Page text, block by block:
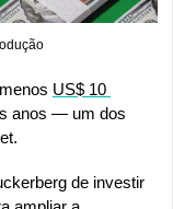
US$ 10
anos — um dos
de investir